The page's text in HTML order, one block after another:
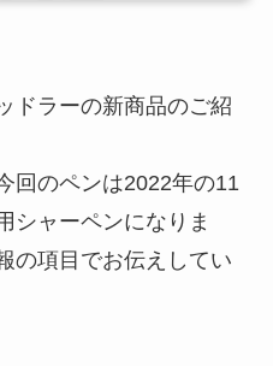
ドラーの新商品のご紹
回のペンは2022年の11
シャーペンになりま
の項目でお伝えしてい